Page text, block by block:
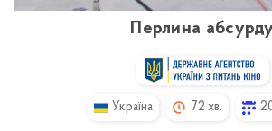
Перлина
Україна 72 хв.